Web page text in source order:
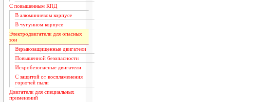
С повышенным КПД
В алюминиевом корпусе
В чугунном корпусе
Электродвигатели для опасных
зон
Взрывозащищенные двигатели
Повышенной безопасности
Искробезопасные двигатели
С защитой от воспламенения
горючей пыли
Двигатели для специальных
применений